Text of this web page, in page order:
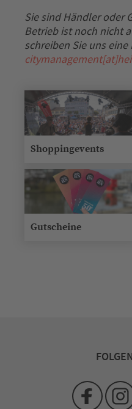
Sie sind Händler oder
Betrieb ist noch nicht
schreiben Sie uns eine
Shoppingevents
Gutscheine